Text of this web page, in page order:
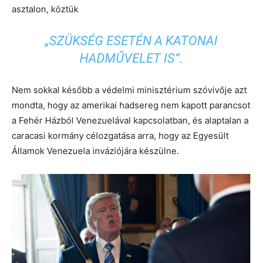
asztalon, köztük
„SZÜKSÉG ESETÉN A KATONAI
HADMŰVELET IS”.
Nem sokkal később a védelmi minisztérium szóvivője azt
mondta, hogy az amerikai hadsereg nem kapott parancsot
a Fehér Házból Venezuelával kapcsolatban, és alaptalan a
caracasi kormány célozgatása arra, hogy az Egyesült
Államok Venezuela inváziójára készülne.